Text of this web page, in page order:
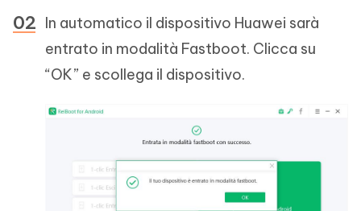
In automatico il dispositivo Huawei sarà
entrato in modalità Fastboot. Clicca su
“OK” e scollega il dispositivo.